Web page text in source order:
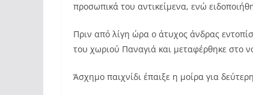
προσωπικά του αντικείμενα, ενώ
Πριν από λίγη ώρα ο άτυχος άνδρας
του χωριού Παναγιά και μεταφέρθηκε στο
Άσχημο παιχνίδι έπαιξε η μοίρα για